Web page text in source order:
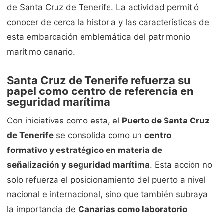
de Santa Cruz de Tenerife. La actividad permitió
conocer de cerca la historia y las características de
esta embarcación emblemática del patrimonio
marítimo canario.
Santa Cruz de Tenerife refuerza su
papel como centro de referencia en
seguridad marítima
Con iniciativas como esta, el Puerto de Santa Cruz
de Tenerife se consolida como un centro
formativo y estratégico en materia de
señalización y seguridad marítima. Esta acción no
solo refuerza el posicionamiento del puerto a nivel
nacional e internacional, sino que también subraya
la importancia de Canarias como laboratorio